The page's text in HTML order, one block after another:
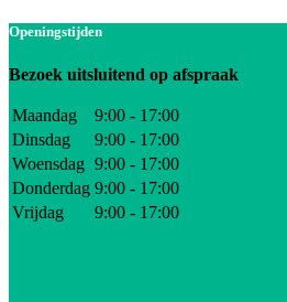
Openingstijden
Bezoek uitsluitend op afspraak
Maandag
9:00 - 17:00
Dinsdag
9:00 - 17:00
Woensdag 9:00 - 17:00
Donderdag 9:00 - 17:00
Vrijdag
9:00 - 17:00